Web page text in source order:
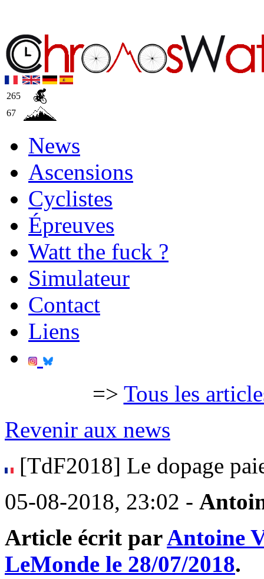
265
67
News
Ascensions
Cyclistes
Épreuves
Watt the fuck ?
Simulateur
Contact
Liens
=> Tous les
Revenir aux news
[TdF2018] Le dopage
05-08-2018, 23:02 -
Article écrit parAntoine
LeMonde le 28/07/2018.